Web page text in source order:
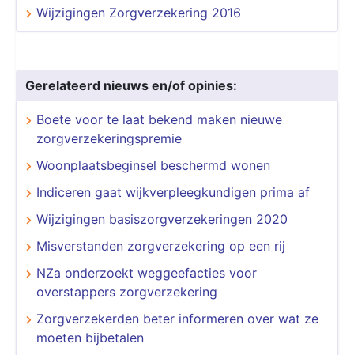
Wijzigingen Zorgverzekering 2016
Gerelateerd nieuws en/of opinies:
Boete voor te laat bekend maken nieuwe
zorgverzekeringspremie
Woonplaatsbeginsel beschermd wonen
Indiceren gaat wijkverpleegkundigen prima af
Wijzigingen basiszorgverzekeringen 2020
Misverstanden zorgverzekering op een rij
NZa onderzoekt weggeefacties voor
overstappers zorgverzekering
Zorgverzekerden beter informeren over wat ze
moeten bijbetalen